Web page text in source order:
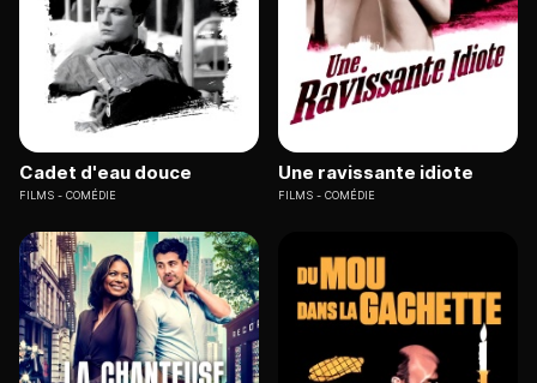
Cadet d'eau douce
FILMS COMÉDIE
Une ravissante idiote
FILMS COMÉDIE